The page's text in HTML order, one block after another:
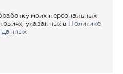
моих персональных
указанных в
Политике
данных